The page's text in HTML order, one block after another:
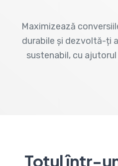
Maximizează
durabile și dezvoltă-ți
sustenabil, cu
Totul într-